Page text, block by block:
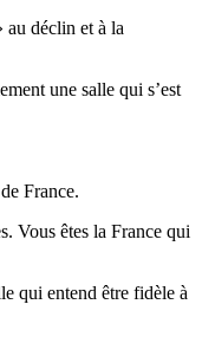
au déclin et à la
une salle qui s’est
France.
Vous êtes la France qui
qui entend être fidèle à